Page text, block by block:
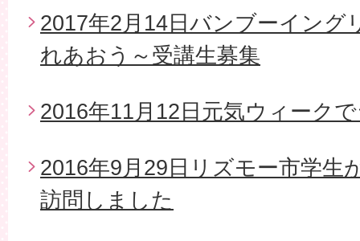
2017年2月14日バンブーイング
れあおう～受講生募集
2016年11月12日元気ウィーク
2016年9月29日リズモー市学生
訪問しました